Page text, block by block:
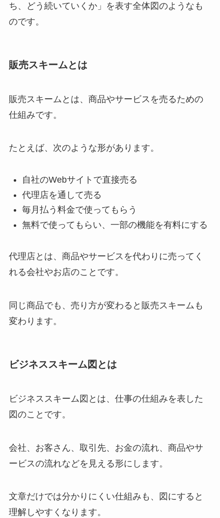
ち、どう続いていくか」を表す全体図のようなも
のです。
販売スキームとは
販売スキームとは、商品やサービスを売るための
仕組みです。
たとえば、次のような形があります。
自社のWebサイトで直接売る
代理店を通して売る
毎月払う料金で使ってもらう
無料で使ってもらい、一部の機能を有料にする
代理店とは、商品やサービスを代わりに売ってく
れる会社やお店のことです。
同じ商品でも、売り方が変わると販売スキームも
変わります。
ビジネススキーム図とは
ビジネススキーム図とは、仕事の仕組みを表した
図のことです。
会社、お客さん、取引先、お金の流れ、商品やサ
ービスの流れなどを見える形にします。
文章だけでは分かりにくい仕組みも、図にすると
理解しやすくなります。